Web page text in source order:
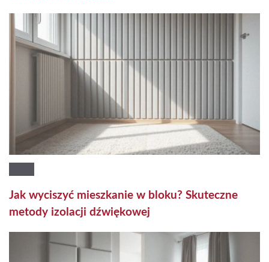
Jak wyciszyć mieszkanie w bloku? Skuteczne
metody izolacji dźwiękowej